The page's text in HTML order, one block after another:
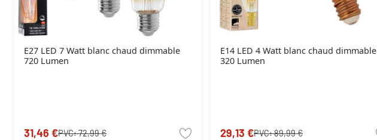
E27 LED 7 Watt blanc chaud dimmable
720 Lumen
31,46 €PVC:72,99 €
E14 LED 4 Watt blanc chaud dimmable
320 Lumen
29,13 €PVC:89,99 €